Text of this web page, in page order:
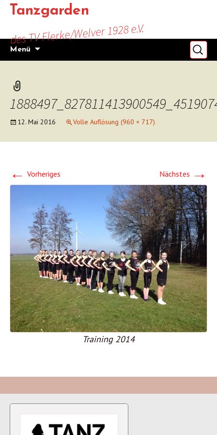
Zum
InhaltTanzgarden
des TV Flerke/Welver 1928 e.V.
Menü
Suchen
nach:
12. Mai 2016 Volle Auflösung (960 × 717)
← Vorheriges Nächstes →
Training 2014